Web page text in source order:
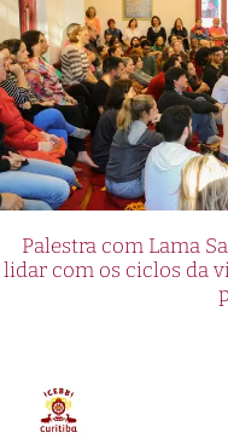
Palestra com Lama
lidar com os ciclos da